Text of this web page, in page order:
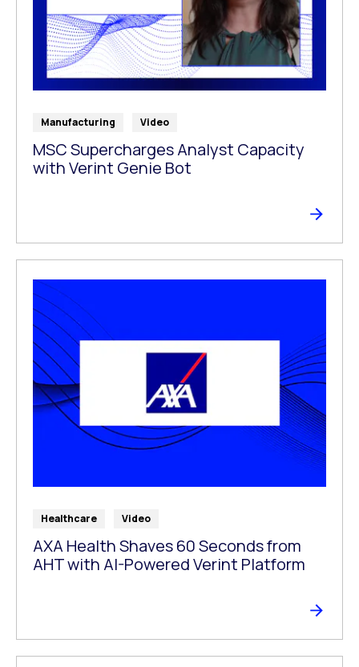
Manufacturing Video
MSC Supercharges Analyst Capacity
with Verint Genie Bot
Healthcare Video
AXA Health Shaves 60 Seconds from
AHT with AI-Powered Verint Platform